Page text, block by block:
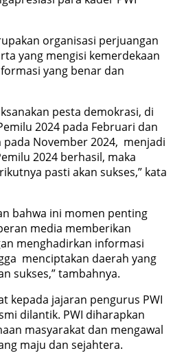
organisasi perjuangan
yang mengisi kemerdekaan
yang benar dan
pesta demokrasi, di
2024 pada Februari dan
pada November 2024, menjadi
2024 berhasil, maka
pasti akan sukses,” kata
bahwa ini momen penting
media memberikan
menghadirkan informasi
menciptakan daerah yang
sukses,” tambahnya.
kepada jajaran pengurus PWI
dilantik. PWI diharapkan
masyarakat dan mengawal
maju dan sejahtera.